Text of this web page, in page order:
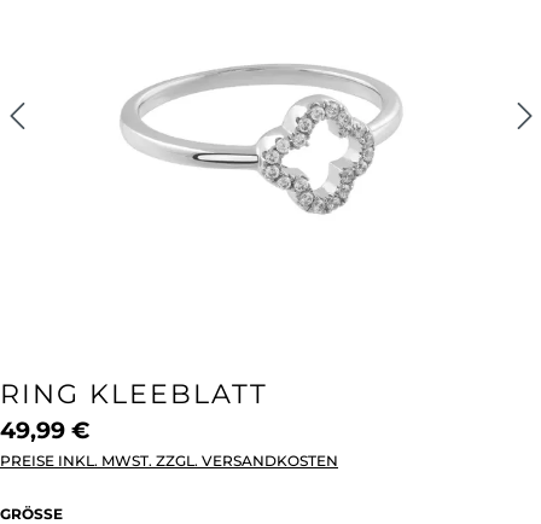
RING KLEEBLATT
49,99 €
PREISE INKL. MWST. ZZGL. VERSANDKOSTEN
GRÖSSE AUSWÄHLEN